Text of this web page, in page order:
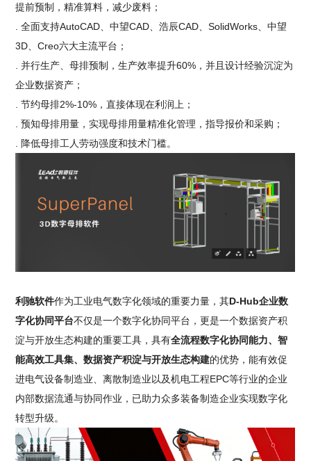
提前预制，精准算料，减少废料；
. 全面支持AutoCAD、中望CAD、浩辰CAD、SolidWorks、中望
3D、Creo六大主流平台；
. 并行生产、母排预制，生产效率提升60%，并且设计经验沉淀为
企业数据资产；
. 节约母排2%-10%，直接体现在利润上；
. 预知母排用量，实现母排用量精准化管理，指导报价和采购；
. 降低母排工人劳动强度和技术门槛。
利驰软件作为工业电气数字化领域的重要力量，其D-Hub企业数
字化协同平台不仅是一个数字化协同平台，更是一个数据资产积
淀与开放生态构建的重要工具，具有全流程数字化协同能力、智
能高效工具集、数据资产积淀与开放生态构建的优势，能有效促
进电气设备制造业、离散制造业以及机电工程EPC等行业的企业
内部数据流通与协同作业，已助力众多装备制造企业实现数字化
转型升级。